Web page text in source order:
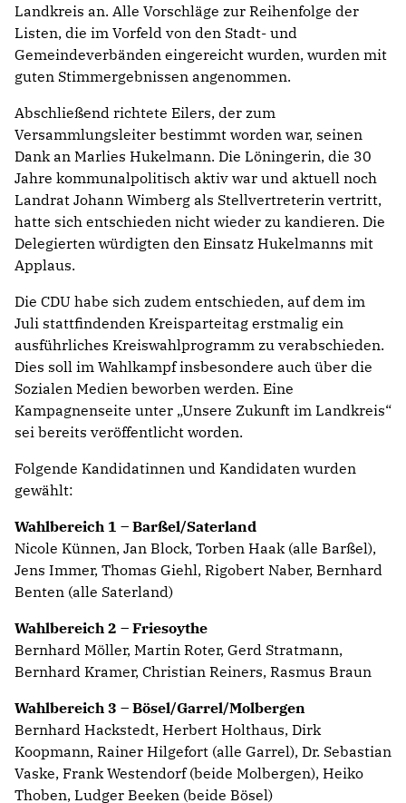
Landkreis an. Alle Vorschläge zur Reihenfolge der
Listen, die im Vorfeld von den Stadt- und
Gemeindeverbänden eingereicht wurden, wurden mit
guten Stimmergebnissen angenommen.
Abschließend richtete Eilers, der zum
Versammlungsleiter bestimmt worden war, seinen
Dank an Marlies Hukelmann. Die Löningerin, die 30
Jahre kommunalpolitisch aktiv war und aktuell noch
Landrat Johann Wimberg als Stellvertreterin vertritt,
hatte sich entschieden nicht wieder zu kandieren. Die
Delegierten würdigten den Einsatz Hukelmanns mit
Applaus.
Die CDU habe sich zudem entschieden, auf dem im
Juli stattfindenden Kreisparteitag erstmalig ein
ausführliches Kreiswahlprogramm zu verabschieden.
Dies soll im Wahlkampf insbesondere auch über die
Sozialen Medien beworben werden. Eine
Kampagnenseite unter „Unsere Zukunft im Landkreis“
sei bereits veröffentlicht worden.
Folgende Kandidatinnen und Kandidaten wurden
gewählt:
Wahlbereich 1 – Barßel/Saterland
Nicole Künnen, Jan Block, Torben Haak (alle Barßel),
Jens Immer, Thomas Giehl, Rigobert Naber, Bernhard
Benten (alle Saterland)
Wahlbereich 2 – Friesoythe
Bernhard Möller, Martin Roter, Gerd Stratmann,
Bernhard Kramer, Christian Reiners, Rasmus Braun
Wahlbereich 3 – Bösel/Garrel/Molbergen
Bernhard Hackstedt, Herbert Holthaus, Dirk
Koopmann, Rainer Hilgefort (alle Garrel), Dr. Sebastian
Vaske, Frank Westendorf (beide Molbergen), Heiko
Thoben, Ludger Beeken (beide Bösel)